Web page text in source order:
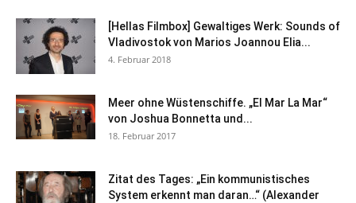
[Hellas Filmbox] Gewaltiges Werk: Sounds of
Vladivostok von Marios Joannou Elia...
4. Februar 2018
Meer ohne Wüstenschiffe. „El Mar La Mar“
von Joshua Bonnetta und...
18. Februar 2017
Zitat des Tages: „Ein kommunistisches
System erkennt man daran…“ (Alexander